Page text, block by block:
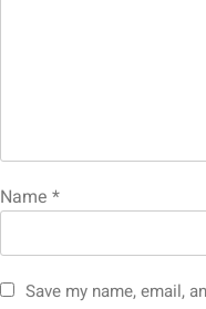
Name *
Save my name, email,